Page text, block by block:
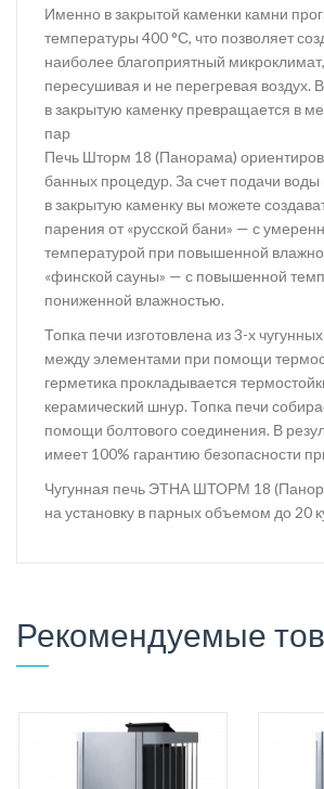
Именно в закрытой каменки камни
температуры 400 °С, что позволяет
наиболее благоприятный
пересушивая и не перегревая воздух.
в закрытую каменку превращается в
пар
Печь Шторм 18 (Панорама)
банных процедур. За счет подачи
в закрытую каменку вы можете
парения от «русской бани» — с
температурой при повышенной
«финской сауны» — с повышенной
пониженной влажностью.
Топка печи изготовлена из 3-х
между элементами при помощи
герметика прокладывается
керамический шнур. Топка печи
помощи болтового соединения. В
имеет 100% гарантию безопасности
Чугунная печь ЭТНА ШТОРМ 18
на установку в парных объемом до 20
Рекомендуемые